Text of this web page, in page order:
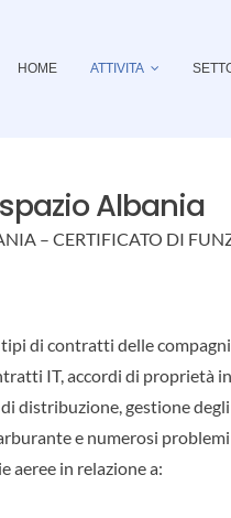
HOME ATTIVITA
Albania
– CERTIFICATO DI
di contratti delle
IT, accordi di proprietà
distribuzione, gestione
e numerosi
aeree in relazione a: